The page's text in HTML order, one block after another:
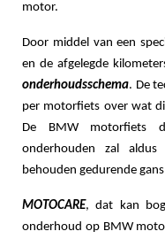
motor.
Door middel van een
en de afgelegde
onderhoudsschema. De
per motorfiets over wat
De BMW motorfiets
onderhouden zal
behouden gedurende
MOTOCARE, dat kan
onderhoud op BMW